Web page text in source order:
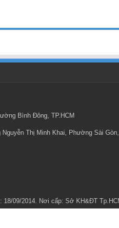
Bình Đông, TP.HCM
Thị Minh Khai, Phường Sài
18/09/2014. Nơi cấp: Sở KH&ĐT